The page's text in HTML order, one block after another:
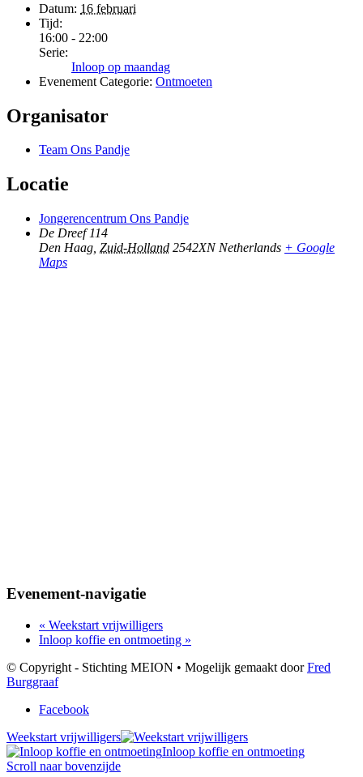
Datum: 16 februari
Tijd:
16:00 - 22:00
Serie:
Inloop op maandag
Evenement Categorie: Ontmoeten
Organisator
Team Ons Pandje
Locatie
Jongerencentrum Ons Pandje
De Dreef 114
Den Haag Zuid-Holland 2542XN Netherlands + Google
Maps
Evenement-navigatie
« Weekstart vrijwilligers
Inloop koffie en ontmoeting »
© Copyright - Stichting MEION • Mogelijk gemaakt doorFred
Burggraaf
Facebook
Weekstart vrijwilligers
Inloop koffie en ontmoeting
Scroll naar bovenzijde